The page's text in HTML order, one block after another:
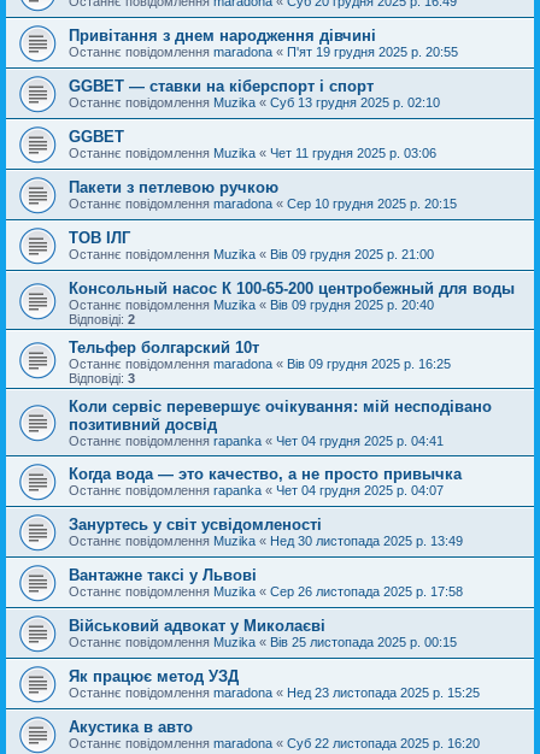
Привітання з днем ​​народження дівчині
Останнє повідомлення maradona « П'ят 19 грудня 2025 р. 20:55
GGBET — ставки на кіберспорт і спорт
Останнє повідомлення Muzika « Суб 13 грудня 2025 р. 02:10
GGBET
Останнє повідомлення Muzika « Чет 11 грудня 2025 р. 03:06
Пакети з петлевою ручкою
Останнє повідомлення maradona « Сер 10 грудня 2025 р. 20:15
ТОВ ІЛГ
Останнє повідомлення Muzika « Вів 09 грудня 2025 р. 21:00
Консольный насос К 100-65-200 центробежный для воды
Останнє повідомлення Muzika « Вів 09 грудня 2025 р. 20:40
Відповіді: 2
Тельфер болгарский 10т
Останнє повідомлення maradona « Вів 09 грудня 2025 р. 16:25
Відповіді: 3
Коли сервіс перевершує очікування: мій несподівано
позитивний досвід
Останнє повідомлення rapanka « Чет 04 грудня 2025 р. 04:41
Когда вода — это качество, а не просто привычка
Останнє повідомлення rapanka « Чет 04 грудня 2025 р. 04:07
Зануртесь у світ усвідомленості
Останнє повідомлення Muzika « Нед 30 листопада 2025 р. 13:49
Вантажне таксі у Львові
Останнє повідомлення Muzika « Сер 26 листопада 2025 р. 17:58
Військовий адвокат у Миколаєві
Останнє повідомлення Muzika « Вів 25 листопада 2025 р. 00:15
Як працює метод УЗД
Останнє повідомлення maradona « Нед 23 листопада 2025 р. 15:25
Акустика в авто
Останнє повідомлення maradona « Суб 22 листопада 2025 р. 16:20